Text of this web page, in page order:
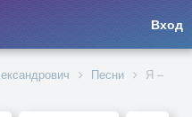
Вход
Песни
Я –